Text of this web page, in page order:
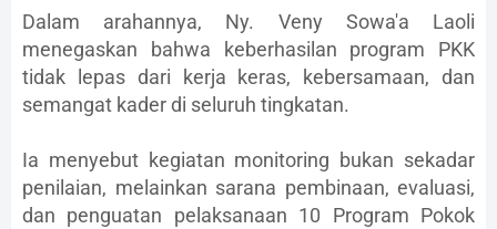
Dalam arahannya, Ny. Veny Sowa'a Laoli
menegaskan bahwa keberhasilan program PKK
tidak lepas dari kerja keras, kebersamaan, dan
semangat kader di seluruh tingkatan.
Ia menyebut kegiatan monitoring bukan sekadar
penilaian, melainkan sarana pembinaan, evaluasi,
dan penguatan pelaksanaan 10 Program Pokok